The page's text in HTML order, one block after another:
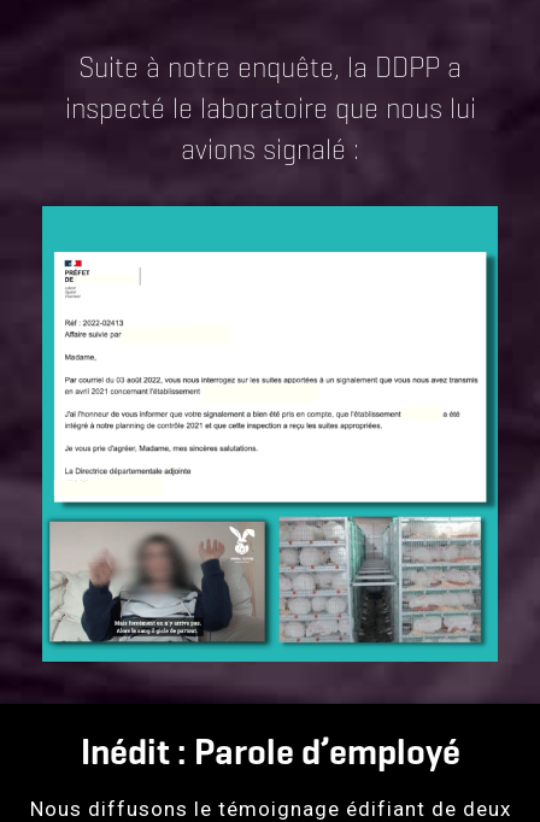
Suite à notre enquête, la DDPP a
inspecté le laboratoire que nous lui
avions signalé :
Inédit : Parole d’employé
Nous diffusons le témoignage édifiant de deux